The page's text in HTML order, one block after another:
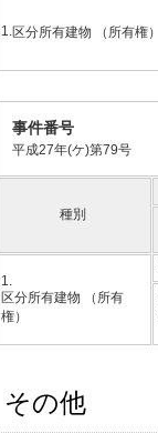
1.区分所有建物 （所有権）
事件番号
平成27年(ケ)第79号
種別
1.
区分所有建物 （所有
権）
その他